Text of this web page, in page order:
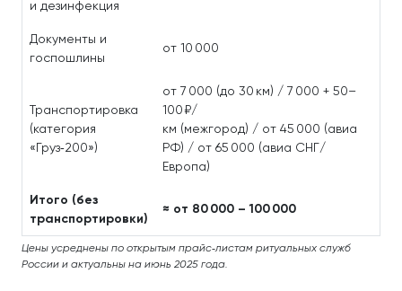
и дезинфекция
Документы и
госпошлины
от 10 000
Транспортировка
(категория
«Груз‑200»)
от 7 000 (до 30 км) / 7 000 + 50–
100 ₽/
км (межгород) / от 45 000 (авиа
РФ) / от 65 000 (авиа СНГ/
Европа)
Итого (без
транспортировки)
≈ от 80 000 – 100 000
Цены усреднены по открытым прайс‑листам ритуальных служб
России и актуальны на июнь 2025 года.